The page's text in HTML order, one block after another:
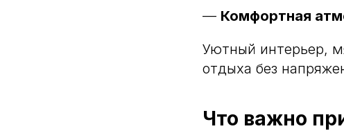
— Комфортная
Уютный интерьер,
отдыха без
Что важно